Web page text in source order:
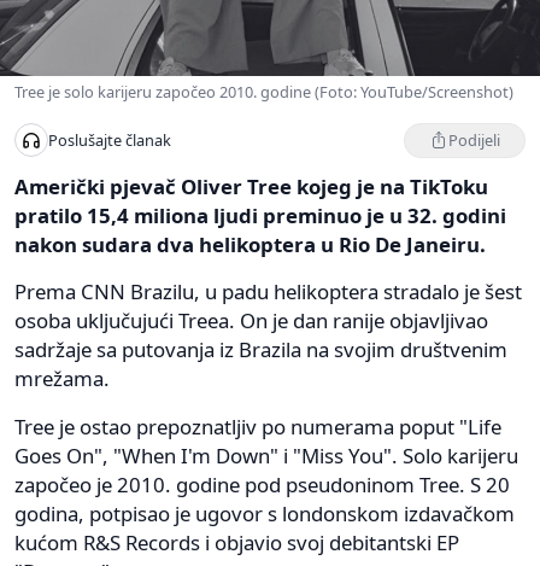
Tree je solo karijeru započeo 2010. godine (Foto: YouTube/Screenshot)
Poslušajte članak Podijeli
Američki pjevač Oliver Tree kojeg je na TikToku
pratilo 15,4 miliona ljudi preminuo je u 32. godini
nakon sudara dva helikoptera u Rio De Janeiru.
Prema CNN Brazilu, u padu helikoptera stradalo je šest
osoba uključujući Treea. On je dan ranije objavljivao
sadržaje sa putovanja iz Brazila na svojim društvenim
mrežama.
Tree je ostao prepoznatljiv po numerama poput "Life
Goes On", "When I'm Down" i "Miss You". Solo karijeru
započeo je 2010. godine pod pseudoninom Tree. S 20
godina, potpisao je ugovor s londonskom izdavačkom
kućom R&S Records i objavio svoj debitantski EP